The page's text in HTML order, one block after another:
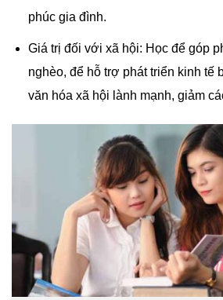
phúc gia đình.
Giá trị đối với xã hội: Học để góp
nghèo, để hỗ trợ phát triển kinh tế
văn hóa xã hội lành mạnh, giảm